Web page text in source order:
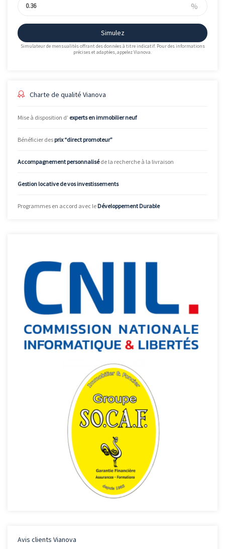
%
Simulez
Simulateur de mensualités offrant des données à titre indicatif. Pour des informations
précises et adaptées, appelez Vianova.
Charte de qualité Vianova
Mise à disposition d’ experts en immobilier neuf
Bénéficier des prix “direct promoteur”
Accompagnement personnaliséde la recherche à la livraison
Gestion locative de vos investissements
Programmes en accord avec le Développement Durable
Avis clients Vianova